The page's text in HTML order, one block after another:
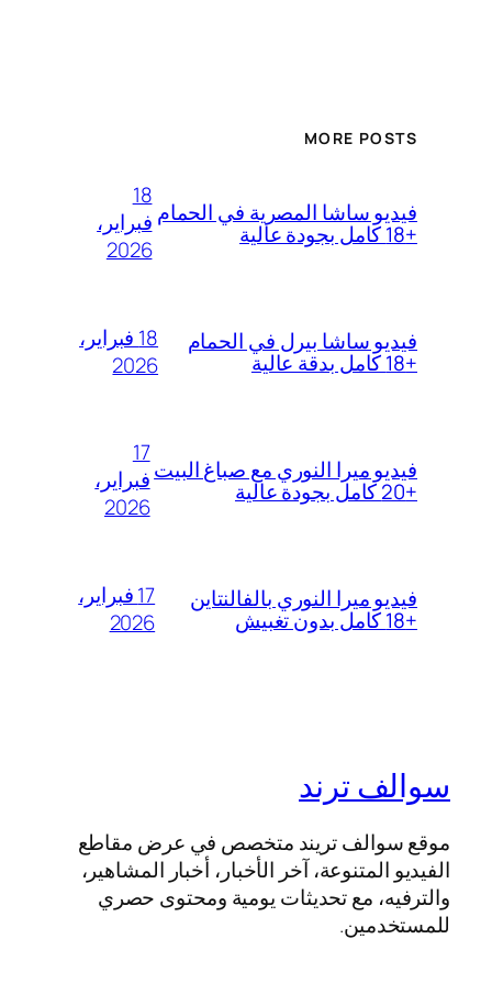
MORE POSTS
فيديو ساشا المصرية في الحمام
+18 كامل بجودة عالية
18
فبراير،
2026
فيديو ساشا بيرل في الحمام
+18 كامل بدقة عالية
18 فبراير،
2026
فيديو ميرا النوري مع صباغ البيت
+20 كامل بجودة عالية
17
فبراير،
2026
فيديو ميرا النوري بالفالنتاين
+18 كامل بدون تغبيش
17 فبراير،
2026
سوالف ترند
موقع سوالف تريند متخصص في عرض مقاطع
الفيديو المتنوعة، آخر الأخبار، أخبار المشاهير،
والترفيه، مع تحديثات يومية ومحتوى حصري
للمستخدمين.